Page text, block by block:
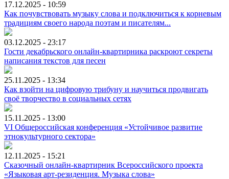
17.12.2025 - 10:59
Как почувствовать музыку слова и подключиться к корневым
традициям своего народа поэтам и писателям...
03.12.2025 - 23:17
Гости декабрьского онлайн-квартирника раскроют секреты
написания текстов для песен
25.11.2025 - 13:34
Как взойти на цифровую трибуну и научиться продвигать
своё творчество в социальных сетях
15.11.2025 - 13:00
VI Общероссийская конференция «Устойчивое развитие
этнокультурного сектора»
12.11.2025 - 15:21
Сказочный онлайн-квартирник Всероссийского проекта
«Языковая арт-резиденция. Музыка слова»